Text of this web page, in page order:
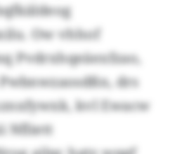
Ow vhhof
Pvdrxhqeäexfzao,
drs
kvl Ewacw
Nfliett